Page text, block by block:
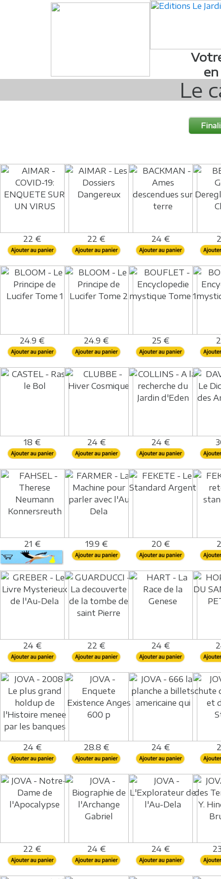
Le
22 € 22 € 24 €
24.9 € 24.9 € 25 €
18 € 24 € 24 €
21 € 19.9 € 20 €
24 € 22 € 24 €
24 € 28.8 € 24 €
22 € 24 € 24 €